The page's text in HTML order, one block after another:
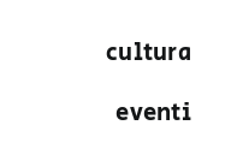
cultura
eventi